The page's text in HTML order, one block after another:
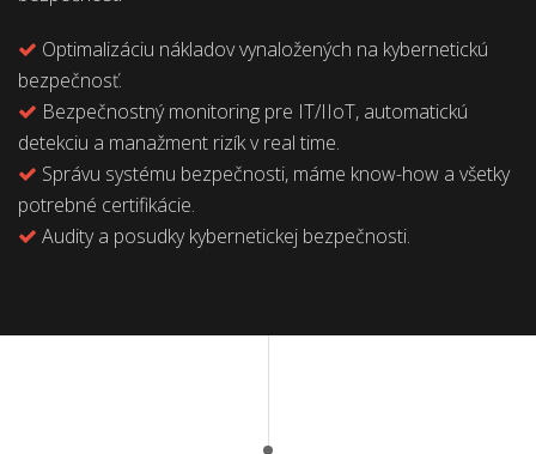
Optimalizáciu nákladov vynaložených na kybernetickú
bezpečnosť.
Bezpečnostný monitoring pre IT/IIoT, automatickú
detekciu a manažment rizík v real time.
Správu systému bezpečnosti, máme know-how a všetky
potrebné certifikácie.
Audity a posudky kybernetickej bezpečnosti.